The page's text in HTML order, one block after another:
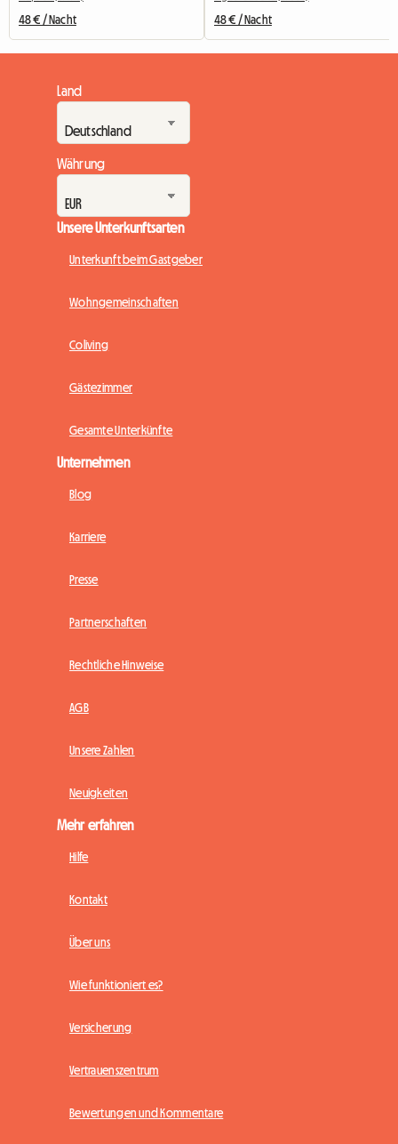
48 € / Nacht 48 € / Nacht
Land
Währung
Unsere Unterkunftsarten
Unterkunft beim Gastgeber
Wohngemeinschaften
Coliving
Gästezimmer
Gesamte Unterkünfte
Unternehmen
Blog
Karriere
Presse
Partnerschaften
Rechtliche Hinweise
AGB
Unsere Zahlen
Neuigkeiten
Mehr erfahren
Hilfe
Kontakt
Über uns
Wie funktioniert es?
Versicherung
Vertrauenszentrum
Bewertungen und Kommentare